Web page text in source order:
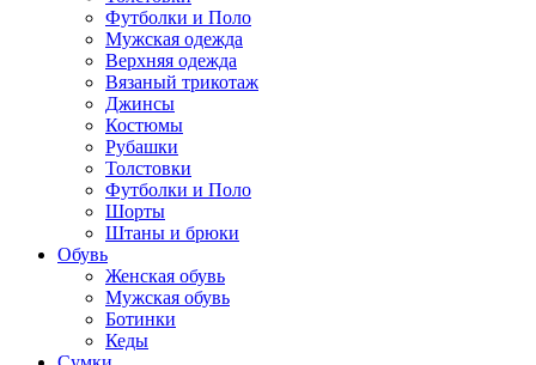
Футболки и Поло
Мужская одежда
Верхняя одежда
Вязаный трикотаж
Джинсы
Костюмы
Рубашки
Толстовки
Футболки и Поло
Шорты
Штаны и брюки
Обувь
Женская обувь
Мужская обувь
Ботинки
Кеды